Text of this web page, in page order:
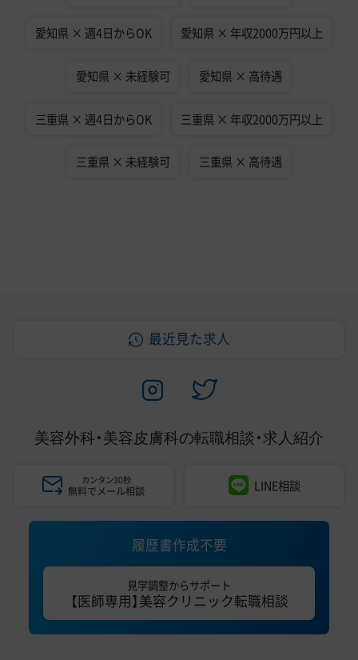
愛知県 × 週4日からOK 愛知県 × 年収2000万円以上
愛知県 × 未経験可 愛知県 × 高待遇
三重県 × 週4日からOK 三重県 × 年収2000万円以上
三重県 × 未経験可 三重県 × 高待遇
最近見た求人
美容外科・美容皮膚科の転職相談・求人紹介
カンタン30秒
無料でメール相談 LINE相談
履歴書作成不要
見学調整からサポート
【医師専用】美容クリニック転職相談